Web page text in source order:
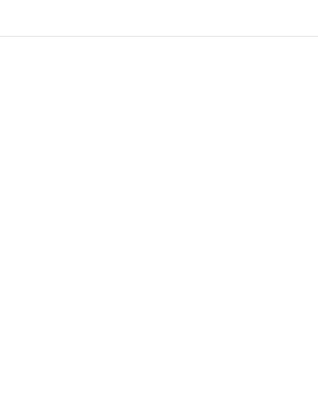
ضد تكاليف «التوقيت الميسر»